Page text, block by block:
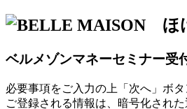
ベルメゾンマネーセミナー受
必要事項をご入力の上「次へ」ボタ
ご登録される情報は、暗号化され